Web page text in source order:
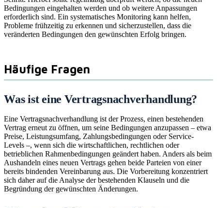
Bedingungen eingehalten werden und ob weitere Anpassungen
erforderlich sind. Ein systematisches Monitoring kann helfen,
Probleme frühzeitig zu erkennen und sicherzustellen, dass die
veränderten Bedingungen den gewünschten Erfolg bringen.
Häufige Fragen
Was ist eine Vertragsnachverhandlung?
Eine Vertragsnachverhandlung ist der Prozess, einen bestehenden
Vertrag erneut zu öffnen, um seine Bedingungen anzupassen – etwa
Preise, Leistungsumfang, Zahlungsbedingungen oder Service-
Levels –, wenn sich die wirtschaftlichen, rechtlichen oder
betrieblichen Rahmenbedingungen geändert haben. Anders als beim
Aushandeln eines neuen Vertrags gehen beide Parteien von einer
bereits bindenden Vereinbarung aus. Die Vorbereitung konzentriert
sich daher auf die Analyse der bestehenden Klauseln und die
Begründung der gewünschten Änderungen.